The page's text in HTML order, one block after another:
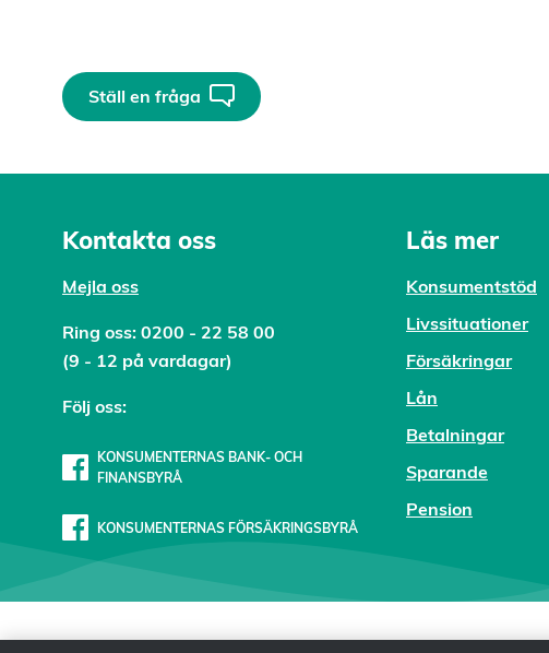
Ställ en fråga
Kontakta oss
Mejla oss
Ring oss: 0200 - 22 58 00
(9 - 12 på vardagar)
Följ oss:
KONSUMENTERNAS BANK- OCH
FINANSBYRÅ
KONSUMENTERNAS FÖRSÄKRINGSBYRÅ
Läs mer
Konsumentstöd
Livssituationer
Försäkringar
Lån
Betalningar
Sparande
Pension